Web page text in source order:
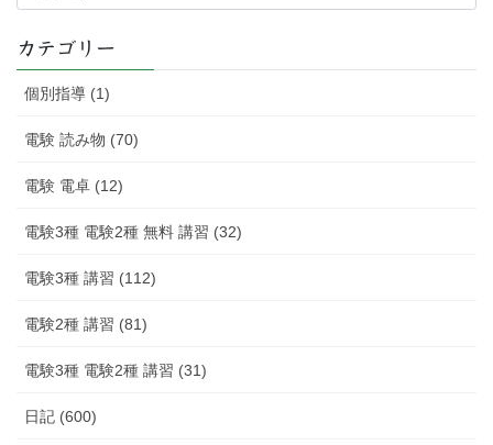
記
カテゴリー
個別指導 (1)
電験 読み物 (70)
電験 電卓 (12)
電験3種 電験2種 無料 講習 (32)
電験3種 講習 (112)
電験2種 講習 (81)
電験3種 電験2種 講習 (31)
日記 (600)